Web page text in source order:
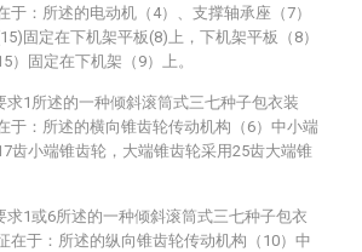
于：所述的电动机（4）、支撑轴承座（7）
固定在下机架平板(8)上，下机架平板（8）
）固定在下机架（9）上。
求1所述的一种倾斜滚筒式三七种子包衣装
于：所述的横向锥齿轮传动机构（6）中小端
齿小端锥齿轮，大端锥齿轮采用25齿大端锥
求1或6所述的一种倾斜滚筒式三七种子包衣
在于：所述的纵向锥齿轮传动机构（10）中